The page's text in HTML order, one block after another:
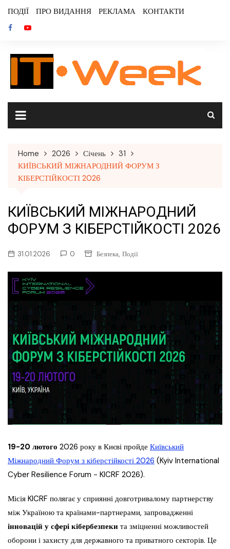
content
ПОДІЇ ПРО ВИДАННЯ РЕКЛАМА КОНТАКТИ
Home 2026 Січень
31
КИЇВСЬКИЙ МІЖНАРОДНИЙ ФОРУМ З
КІБЕРСТІЙКОСТІ 2026
КИЇВСЬКИЙ МІЖНАРОДНИЙ
ФОРУМ З КІБЕРСТІЙКОСТІ 2026
31.01.2026 0 Безпека, Події
19-20 лютого 2026 року в Києві пройде Київський
Міжнародний Форум з кіберстійкості 2026 (Kyiv International
Cyber Resilience Forum − KICRF 2026).
Місія KICRF полягає у сприянні довготривалому партнерству
між Україною та країнами-партнерами, запровадженні
інновацій у сфері кібербезпеки та зміцненні можливостей
оборони і захисту для державного та приватного секторів. Це